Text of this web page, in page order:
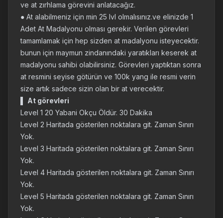
ve at zırhlama görevini anlatacağız.
● At alabilmeniz için min 25 lvl olmalısınız.ve elinizde 1
Adet At Madalyonu olması gerekir. Verilen görevleri
tamamlamak için hep sizden at madalyonu isteyecektir.
bunun için maymun zindanındaki yaratıkları keserek at
madalyonu sahibi olabilirsiniz. Görevleri yaptıktan sonra
at resmini seyise götürün ve 100k yang ile resmi verin
size artık sadece sizin olan bir at verecektir.
At görevleri
Level 1 20 Yabani Okçu Öldür. 30 Dakika
Level 2 Haritada gösterilen noktalara git. Zaman Sınırı
Yok.
Level 3 Haritada gösterilen noktalara git. Zaman Sınırı
Yok.
Level 4 Haritada gösterilen noktalara git. Zaman Sınırı
Yok.
Level 5 Haritada gösterilen noktalara git. Zaman Sınırı
Yok.